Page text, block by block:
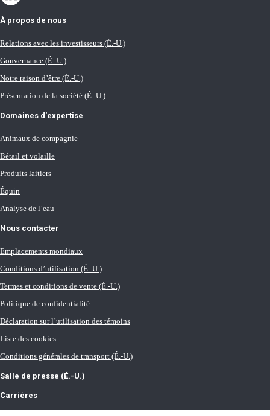
À propos de nous
Relations avec les investisseurs (É.-U.)
Gouvernance (É.-U.)
Notre raison d’être (É.-U.)
Présentation de la société (É.-U.)
Domaines d'expertise
Animaux de compagnie
Bétail et volaille
Produits laitiers
Équin
Analyse de l’eau
Nous contacter
Emplacements mondiaux
Conditions d’utilisation (É.-U.)
Termes et conditions de vente (É.-U.)
Politique de confidentialité
Déclaration sur l’utilisation des témoins
Liste des cookies
Conditions générales de transport (É.-U.)
Salle de presse (É.-U.)
Carrières